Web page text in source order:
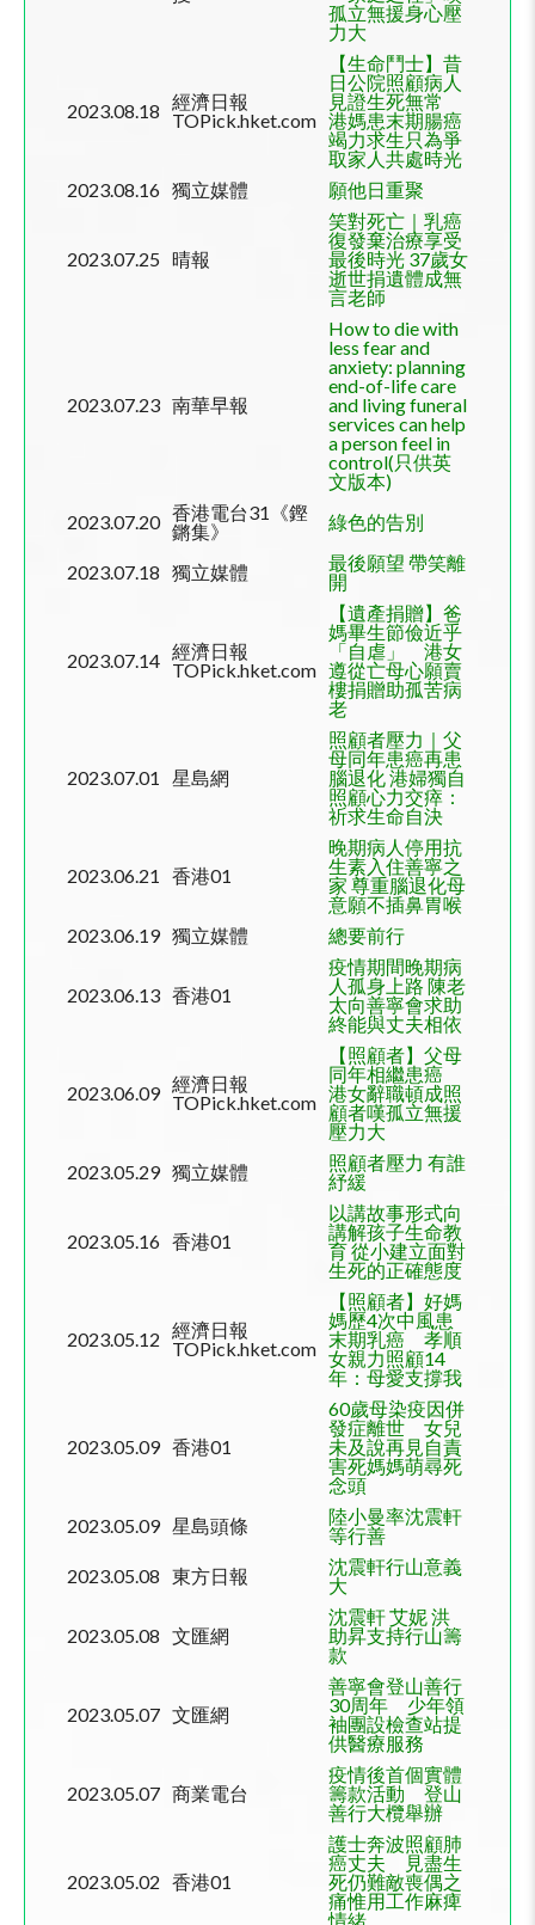
孤立無援身心壓
力大
2023.08.18 經濟日報
TOPick.hket.com
【生命鬥士】昔
日公院照顧病人
見證生死無常
港媽患末期腸癌
竭力求生只為爭
取家人共處時光
2023.08.16 獨立媒體 願他日重聚
2023.07.25 晴報
笑對死亡｜乳癌
復發棄治療享受
最後時光 37歲女
逝世捐遺體成無
言老師
2023.07.23 南華早報
How to die with
less fear and
anxiety: planning
end-of-life care
and living funeral
services can help
a person feel in
control(只供英
文版本)
2023.07.20 香港電台31《鏗
鏘集》
綠色的告別
2023.07.18 獨立媒體
最後願望 帶笑離
開
2023.07.14 經濟日報
TOPick.hket.com
【遺產捐贈】爸
媽畢生節儉近乎
「自虐」 港女
遵從亡母心願賣
樓捐贈助孤苦病
老
2023.07.01 星島網
照顧者壓力｜父
母同年患癌再患
腦退化 港婦獨自
照顧心力交瘁：
祈求生命自決
2023.06.21 香港01
晚期病人停用抗
生素入住善寧之
家 尊重腦退化母
意願不插鼻胃喉
2023.06.19 獨立媒體 總要前行
2023.06.13 香港01
疫情期間晚期病
人孤身上路 陳老
太向善寧會求助
終能與丈夫相依
2023.06.09 經濟日報
TOPick.hket.com
【照顧者】父母
同年相繼患癌
港女辭職頓成照
顧者嘆孤立無援
壓力大
2023.05.29 獨立媒體
照顧者壓力 有誰
紓緩
2023.05.16 香港01
以講故事形式向
講解孩子生命教
育 從小建立面對
生死的正確態度
2023.05.12 經濟日報
TOPick.hket.com
【照顧者】好媽
媽歷4次中風患
末期乳癌 孝順
女親力照顧14
年：母愛支撐我
2023.05.09 香港01
60歲母染疫因併
發症離世 女兒
未及說再見自責
害死媽媽萌尋死
念頭
2023.05.09 星島頭條
陸小曼率沈震軒
等行善
2023.05.08 東方日報
沈震軒行山意義
大
2023.05.08 文匯網
沈震軒 艾妮 洪
助昇支持行山籌
款
2023.05.07 文匯網
善寧會登山善行
30周年 少年領
袖團設檢查站提
供醫療服務
2023.05.07 商業電台
疫情後首個實體
籌款活動 登山
善行大欖舉辦
2023.05.02 香港01
護士奔波照顧肺
癌丈夫 見盡生
死仍難敵喪偶之
痛惟用工作麻痺
情緒